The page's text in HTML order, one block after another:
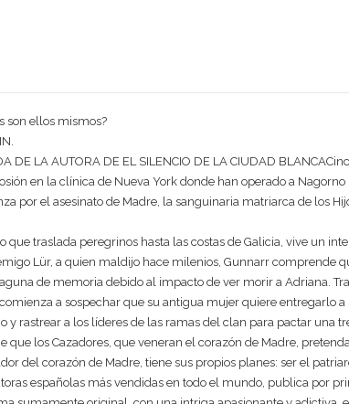
son ellos mismos?
DE LA AUTORA DE EL SILENCIO DE LA CIUDAD
en la clínica de Nueva York donde han operado a
por el asesinato de Madre, la sanguinaria matriarca de los
que traslada peregrinos hasta las costas de Galicia, vive un
Lür, a quien maldijo hace milenios, Gunnarr comprende
de memoria debido al impacto de ver morir a Adriana.
a sospechar que su antigua mujer quiere entregarlo a
y rastrear a los líderes de las ramas del clan para pactar una
los Cazadores, que veneran el corazón de Madre,
del corazón de Madre, tiene sus propios planes: ser el
españolas más vendidas en todo el mundo, publica por